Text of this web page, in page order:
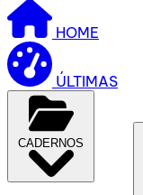
HOME
ÚLTIMAS
CADERNOS